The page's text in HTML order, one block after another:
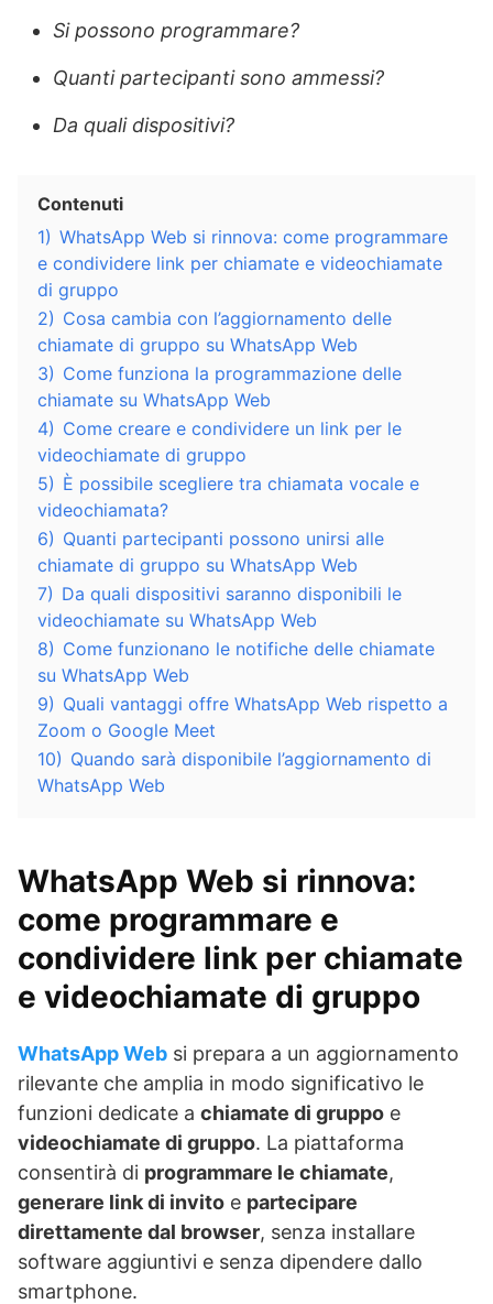
Si possono programmare?
Quanti partecipanti sono ammessi?
Da quali dispositivi?
Contenuti
1) WhatsApp Web si rinnova: come programmare
e condividere link per chiamate e videochiamate
di gruppo
2) Cosa cambia con l’aggiornamento delle
chiamate di gruppo su WhatsApp Web
3) Come funziona la programmazione delle
chiamate su WhatsApp Web
4) Come creare e condividere un link per le
videochiamate di gruppo
5) È possibile scegliere tra chiamata vocale e
videochiamata?
6) Quanti partecipanti possono unirsi alle
chiamate di gruppo su WhatsApp Web
7) Da quali dispositivi saranno disponibili le
videochiamate su WhatsApp Web
8) Come funzionano le notifiche delle chiamate
su WhatsApp Web
9) Quali vantaggi offre WhatsApp Web rispetto a
Zoom o Google Meet
10) Quando sarà disponibile l’aggiornamento di
WhatsApp Web
WhatsApp Web si rinnova:
come programmare e
condividere link per chiamate
e videochiamate di gruppo
WhatsApp Web si prepara a un aggiornamento
rilevante che amplia in modo significativo le
funzioni dedicate a chiamate di gruppo e
videochiamate di gruppo. La piattaforma
consentirà di programmare le chiamate,
generare link di invito e partecipare
direttamente dal browser, senza installare
software aggiuntivi e senza dipendere dallo
smartphone.